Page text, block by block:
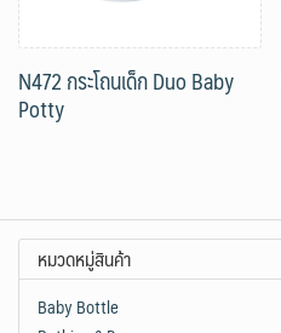
N472 กระโถนเด็ก Duo Baby
Potty
หมวดหมู่สินค้า
Baby Bottle